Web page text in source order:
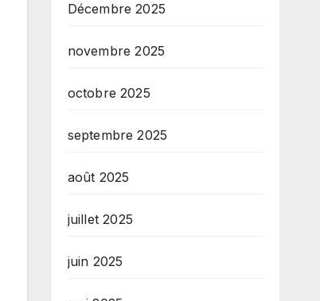
Décembre 2025
novembre 2025
octobre 2025
septembre 2025
août 2025
juillet 2025
juin 2025